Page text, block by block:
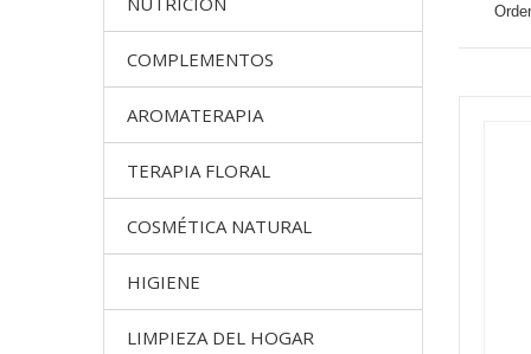
COMPLEMENTOS
AROMATERAPIA
TERAPIA FLORAL
COSMÉTICA NATURAL
HIGIENE
LIMPIEZA DEL HOGAR